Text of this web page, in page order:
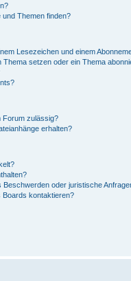
und Themen finden?
Lesezeichen und einem
setzen oder ein Thema
Forum zulässig?
erhalten?
Beschwerden oder juristische
Boards kontaktieren?